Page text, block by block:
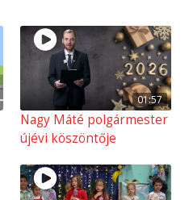
01:57
Nagy Máté polgármester
újévi köszöntője